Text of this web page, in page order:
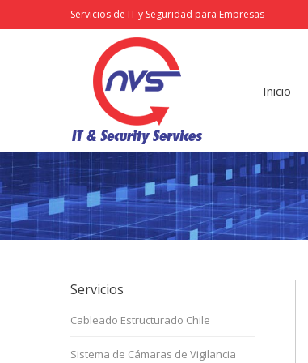
Servicios de IT y Seguridad para Empresas
Inicio
Servicios
Cableado Estructurado Chile
Sistema de Cámaras de Vigilancia
Inicio CCTV